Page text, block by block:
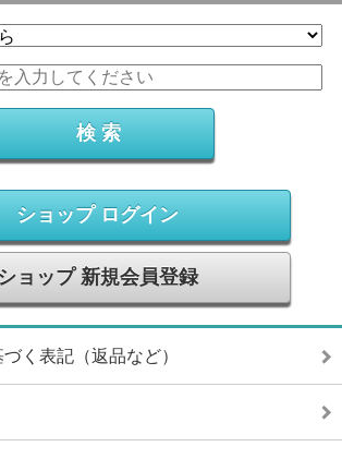
ショップ ログイン
ショップ 新規会員登録
く表記（返品など）